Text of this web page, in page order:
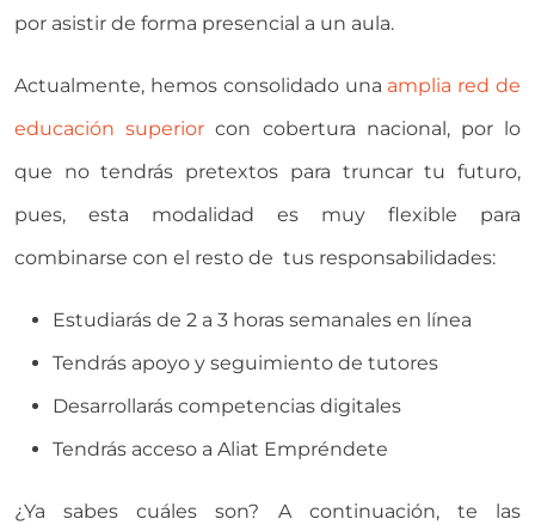
por asistir de forma presencial a un aula.
Actualmente, hemos consolidado una amplia red de
educación superior con cobertura nacional, por lo
que no tendrás pretextos para truncar tu futuro,
pues, esta modalidad es muy flexible para
combinarse con el resto de tus responsabilidades:
Estudiarás de 2 a 3 horas semanales en línea
Tendrás apoyo y seguimiento de tutores
Desarrollarás competencias digitales
Tendrás acceso a Aliat Empréndete
¿Ya sabes cuáles son? A continuación, te las